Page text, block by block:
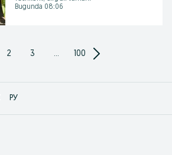
Bugunda 08:06
2 3 ... 100
РУ